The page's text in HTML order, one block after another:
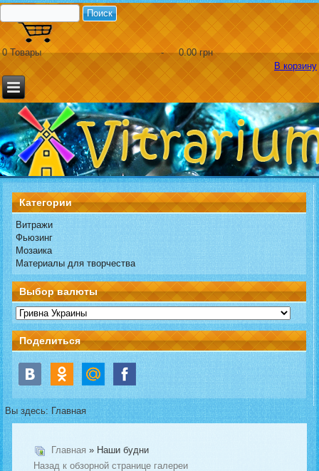
0Товары -
0.00 грн
В корзину
Категории
Витражи
Фьюзинг
Мозаика
Материалы для творчества
Выбор валюты
Поделиться
Вы здесь: Главная
Главная » Наши будни
Назад к обзорной странице галереи